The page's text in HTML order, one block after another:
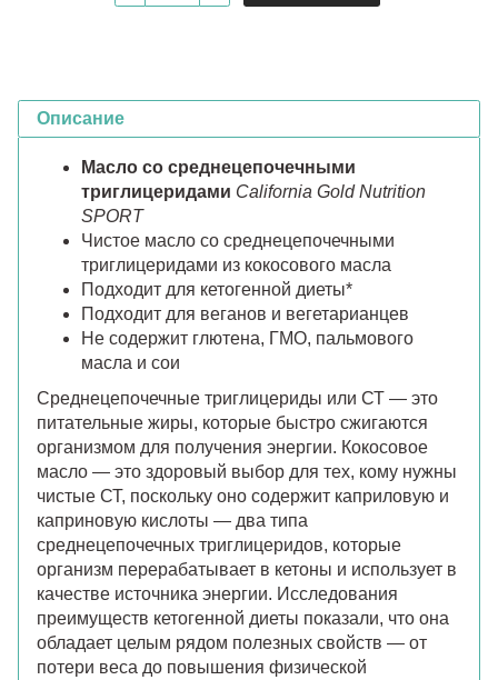
Описание
Масло со среднецепочечными
триглицеридами California Gold Nutrition
SPORT
Чистое масло со среднецепочечными
триглицеридами из кокосового масла
Подходит для кетогенной диеты*
Подходит для веганов и вегетарианцев
Не содержит глютена, ГМО, пальмового
масла и сои
Среднецепочечные триглицериды или СТ — это
питательные жиры, которые быстро сжигаются
организмом для получения энергии. Кокосовое
масло — это здоровый выбор для тех, кому нужны
чистые СТ, поскольку оно содержит каприловую и
каприновую кислоты — два типа
среднецепочечных триглицеридов, которые
организм перерабатывает в кетоны и использует в
качестве источника энергии. Исследования
преимуществ кетогенной диеты показали, что она
обладает целым рядом полезных свойств — от
потери веса до повышения физической